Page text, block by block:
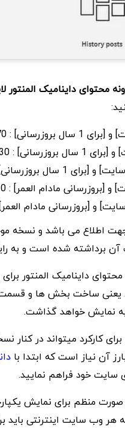
محتوای داینامیک المنتور
جهت اطلاع می باشد و نسخه
برداشته شده است و به
محتوای داینامیک المنتور
یعنی ساخت بخش ها و
به نمایش خواهد گذاشت.
آن نیاز است که ابتدا با
سایت خود فراهم نمایید.
منظم برای نمایش
هر وب سایت اینترنتی باید